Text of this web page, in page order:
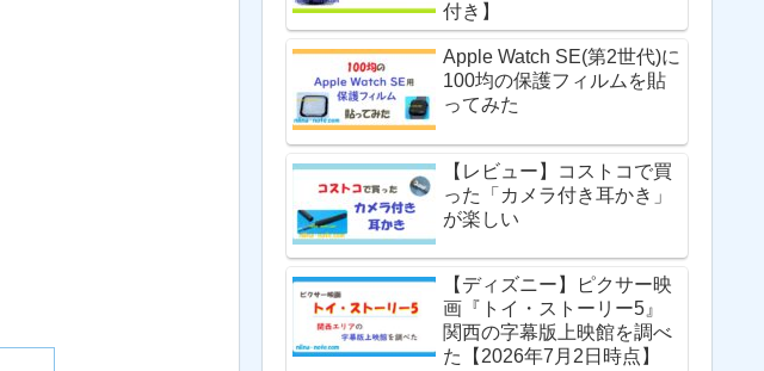
付き】
Apple Watch SE(第2世代)に
100均の保護フィルムを貼
ってみた
【レビュー】コストコで買
った「カメラ付き耳かき」
が楽しい
【ディズニー】ピクサー映
画『トイ・ストーリー5』
関西の字幕版上映館を調べ
た【2026年7月2日時点】